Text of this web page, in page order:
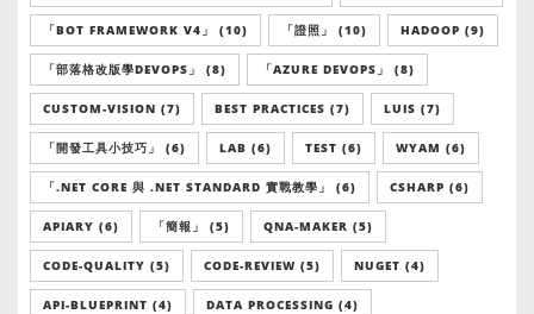
「BOT FRAMEWORK V4」 (10) 「證照」 (10) HADOOP (9)
「部落格改版學DEVOPS」 (8) 「AZURE DEVOPS」 (8)
CUSTOM-VISION (7) BEST PRACTICES (7) LUIS (7)
「開發工具小技巧」 (6) LAB (6) TEST (6) WYAM (6)
「.NET CORE 與 .NET STANDARD 實戰教學」 (6) CSHARP (6)
APIARY (6) 「簡報」 (5) QNA-MAKER (5)
CODE-QUALITY (5) CODE-REVIEW (5) NUGET (4)
API-BLUEPRINT (4) DATA PROCESSING (4)